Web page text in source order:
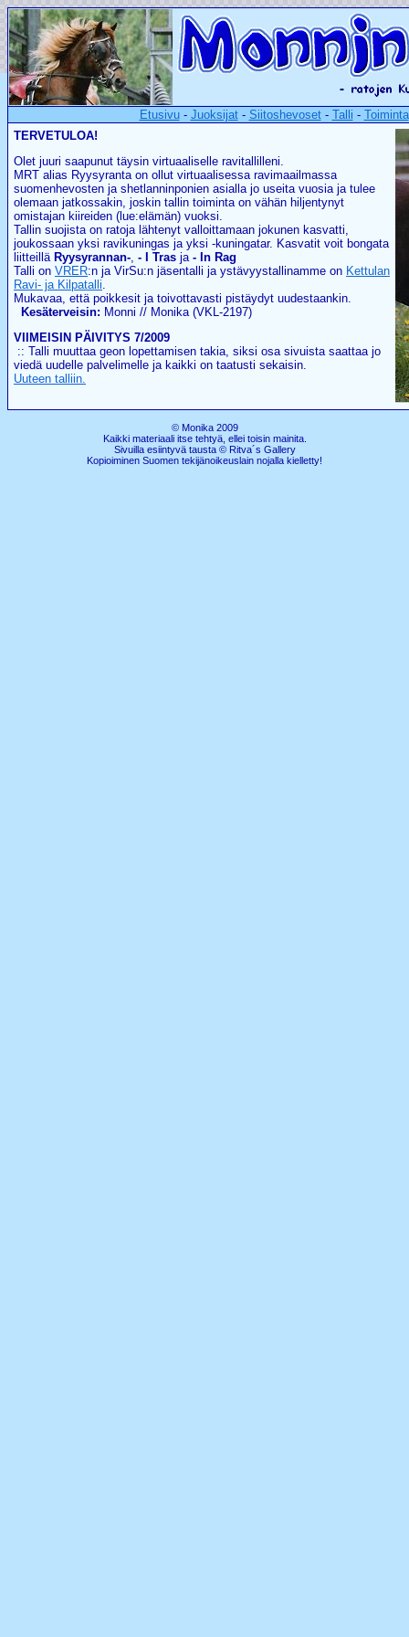
Etusivu- Juoksijat- Siitoshevoset- Talli - Toiminta
TERVETULOA!
Olet juuri saapunut täysin virtuaaliselle ravitallilleni.
MRT alias Ryysyranta on ollut virtuaalisessa ravimaailmassa
suomenhevosten ja shetlanninponien asialla jo useita vuosia ja tulee
olemaan jatkossakin, joskin tallin toiminta on vähän hiljentynyt
omistajan kiireiden (lue:elämän) vuoksi.
Tallin suojista on ratoja lähtenyt valloittamaan jokunen kasvatti,
joukossaan yksi ravikuningas ja yksi -kuningatar. Kasvatit voit bongata
liitteillä Ryysyrannan-, - I Tras ja - In Rag
Talli on VRER:n ja VirSu:n jäsentalli ja ystävyystallinamme on Kettulan
Ravi- ja Kilpatalli.
Mukavaa, että poikkesit ja toivottavasti pistäydyt uudestaankin.
Kesäterveisin: Monni // Monika (VKL-2197)
VIIMEISIN PÄIVITYS 7/2009
:: Talli muuttaa geon lopettamisen takia, siksi osa sivuista saattaa jo
viedä uudelle palvelimelle ja kaikki on taatusti sekaisin.
Uuteen talliin.
© Monika 2009
Kaikki materiaali itse tehtyä, ellei toisin mainita.
Sivuilla esiintyvä tausta © Ritva´s Gallery
Kopioiminen Suomen tekijänoikeuslain nojalla kielletty!